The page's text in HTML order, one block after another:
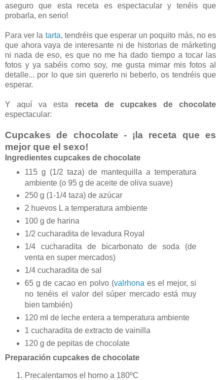
aseguro que esta receta es espectacular y tenéis que
probarla, en serio!
Para ver la tarta, tendréis que esperar un poquito más, no es
que ahora vaya de interesante ni de historias de márketing
ni nada de eso, es que no me ha dado tiempo a tocar las
fotos y ya sabéis como soy, me gusta mimar mis fotos al
detalle... por lo que sin quererlo ni beberlo, os tendréis que
esperar.
Y aquí va esta receta de cupcakes de chocolate
espectacular:
Cupcakes de chocolate - ¡la receta que es
mejor que el sexo!
Ingredientes cupcakes de chocolate
115 g (1/2 taza) de mantequilla a temperatura
ambiente (o 95 g de aceite de oliva suave)
250 g (1-1/4 taza) de azúcar
2 huevos L a temperatura ambiente
100 g de harina
1/2 cucharadita de levadura Royal
1/4 cucharadita de bicarbonato de soda (de
venta en super mercados)
1/4 cucharadita de sal
65 g de cacao en polvo (valrhona es el mejor, si
no tenéis el valor del súper mercado está muy
bien también)
120 ml de leche entera a temperatura ambiente
1 cucharadita de extracto de vainilla
120 g de pepitas de chocolate
Preparación cupcakes de chocolate
Precalentamos el horno a 180ºC